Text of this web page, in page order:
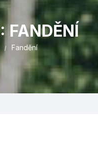
FANDĚNÍ
Fandění